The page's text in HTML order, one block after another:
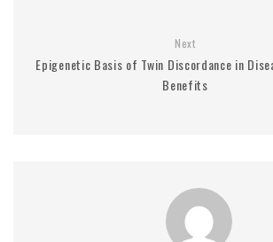
Next
Epigenetic Basis of Twin Discordance in
Benefits